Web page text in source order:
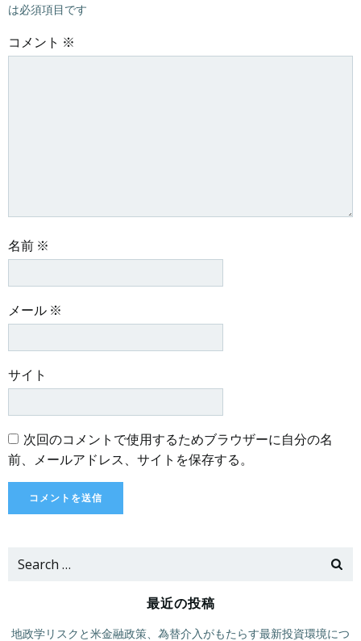
は必須項目です
コメント ※
名前 ※
メール ※
サイト
次回のコメントで使用するためブラウザーに自分の名
前、メールアドレス、サイトを保存する。
Search
最近の投稿
地政学リスクと米金融政策、為替介入がもたらす最新投資環境につ